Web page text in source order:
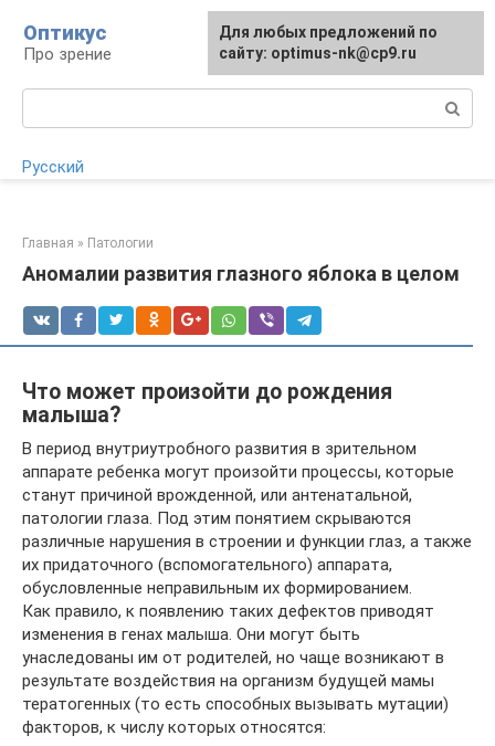
контенту
Оптикус
Про зрение
Русский
Главная » Патологии
Аномалии развития глазного яблока в целом
Что может произойти до рождения
малыша?
В период внутриутробного развития в зрительном
аппарате ребенка могут произойти процессы, которые
станут причиной врожденной, или антенатальной,
патологии глаза. Под этим понятием скрываются
различные нарушения в строении и функции глаз, а также
их придаточного (вспомогательного) аппарата,
обусловленные неправильным их формированием.
Как правило, к появлению таких дефектов приводят
изменения в генах малыша. Они могут быть
унаследованы им от родителей, но чаще возникают в
результате воздействия на организм будущей мамы
тератогенных (то есть способных вызывать мутации)
факторов, к числу которых относятся:
Для любых предложений по
сайту: [email protected]
Для любых предложений по
сайту: optimus-nk@cp9.ru